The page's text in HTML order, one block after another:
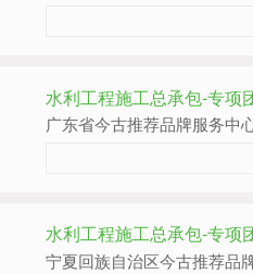
水利工程施工总承包-专项
广东省今古推荐品牌服务中
水利工程施工总承包-专项
宁夏回族自治区今古推荐品